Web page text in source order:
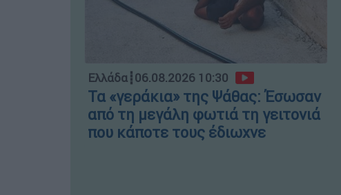
Ελλάδα┋06.08.2026 10:30
Τα «γεράκια» της Ψάθας: Έσωσαν
από τη μεγάλη φωτιά τη γειτονιά
που κάποτε τους έδιωχνε